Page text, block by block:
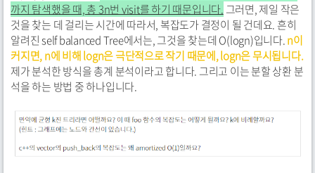
까지 탐색했을 때, 총 3n번 visit를 하기 때문입니다. 그러면, 제일 작은
것을 찾는 데 걸리는 시간에 따라서, 복잡도가 결정이 될 건데요. 흔히
알려진 self balanced Tree에서는, 그것을 찾는데 O(logn)입니다.n이
커지면, n에 비해 logn은 극단적으로 작기 때문에, logn은 무시됩니다.
제가 분석한 방식을 총계 분석이라고 합니다. 그리고 이는 분할 상환 분
석을 하는 방법 중 하나입니다.